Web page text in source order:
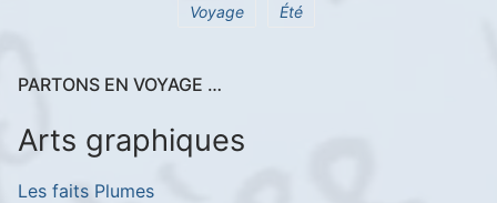
Voyage
Été
PARTONS EN VOYAGE …
Arts graphiques
Les faits Plumes